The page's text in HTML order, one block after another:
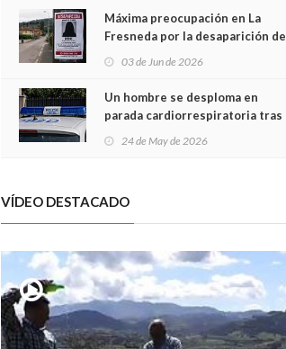
Máxima preocupación en La
Fresneda por la desaparición de
03 de Jun de 2026
Un hombre se desploma en
parada cardiorrespiratoria tras
24 de May de 2026
VÍDEO DESTACADO